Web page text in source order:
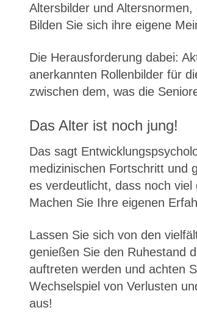
Altersbilder und
Bilden Sie sich ihre eigene
Die Herausforderung dabei:
anerkannten Rollenbilder für
zwischen dem, was die
Das Alter ist noch jung!
Das sagt
medizinischen Fortschritt und
es verdeutlicht, dass noch viel
Machen Sie Ihre eigenen
Lassen Sie sich von den
genießen Sie den Ruhestand
auftreten werden und achten
Wechselspiel von Verlusten
aus!